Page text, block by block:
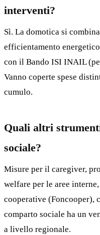
interventi?
Sì. La domotica si
efficientamento
con il Bando ISI INAIL
Vanno coperte spese
cumulo.
Quali altri
sociale?
Misure per il caregiver,
welfare per le aree
cooperative
comparto sociale ha un
a livello regionale.